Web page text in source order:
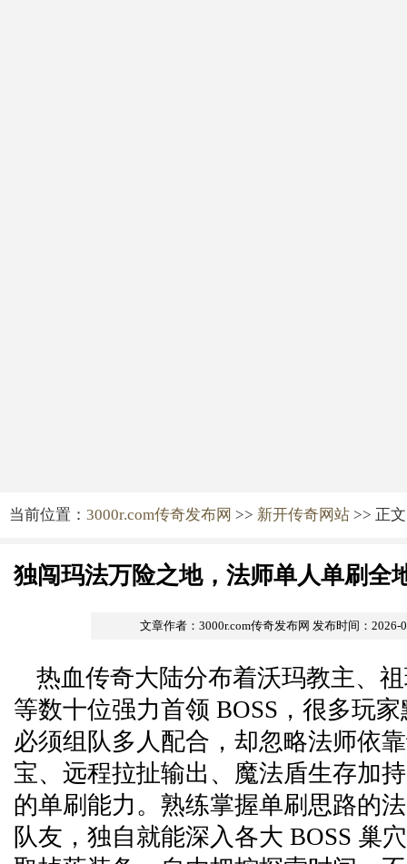
当前位置： 3000r.com传奇发布网 >> 新开传奇网站 >> 正文
独闯玛法万险之地，法师单人单刷全
文章作者：3000r.com传奇发布网 发布时间：2026-
热血传奇大陆分布着沃玛教主、
等数十位强力首领 BOSS，很多玩
必须组队多人配合，却忽略法师依
宝、远程拉扯输出、魔法盾生存加
的单刷能力。熟练掌握单刷思路的
队友，独自就能深入各大 BOSS 巢